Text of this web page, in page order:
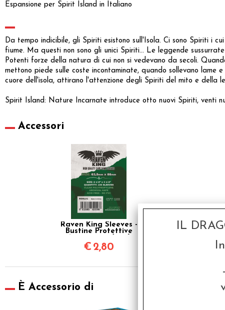
Espansione per Spirit Island in Italiano
Da tempo indicibile, gli Spiriti esistono sull'Isola. Ci sono Spiriti i
fiume. Ma questi non sono gli unici Spiriti... Le leggende
Potenti forze della natura di cui non si vedevano da secoli.
mettono piede sulle coste incontaminate, quando sollevano
cuore dell'isola, attirano l'attenzione degli Spiriti del mito e della
Spirit Island: Nature Incarnate introduce otto nuovi Spiriti, venti
Accessori
Raven King Sleeves -
Bustine Protettive
€ 2,80
È Accessorio di
IL